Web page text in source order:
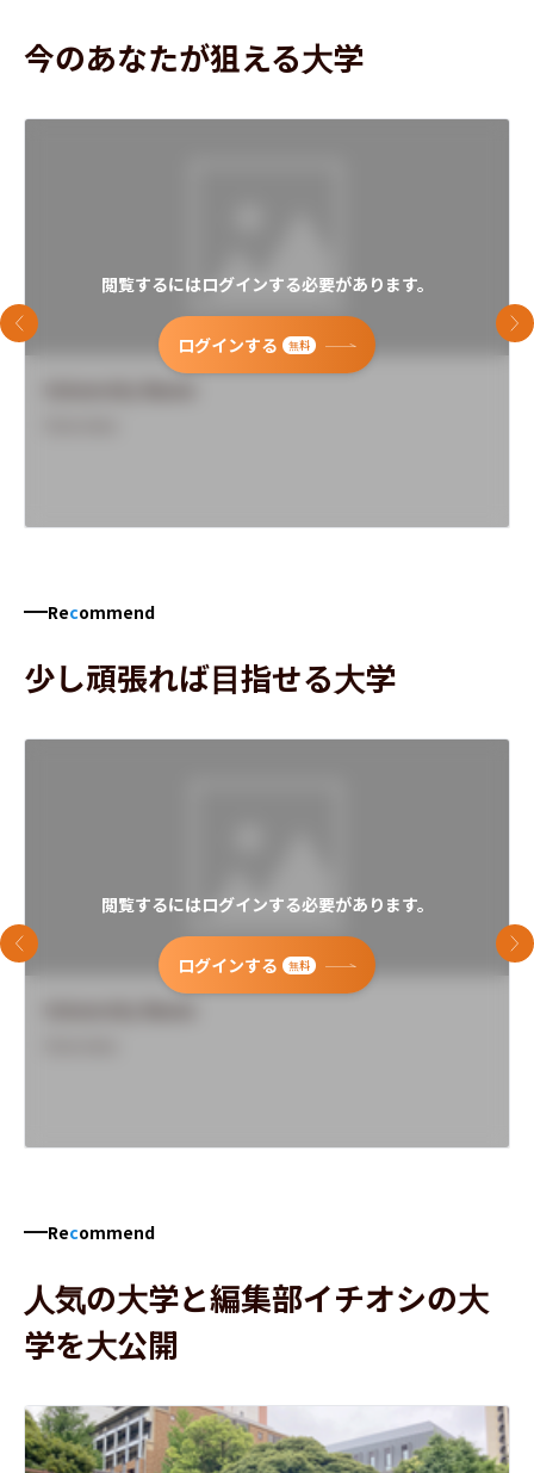
今のあなたが狙える大学
閲覧するにはログインする必要があります。
ログインする 無料
前のスライド 次
Recommend
少し頑張れば目指せる大学
閲覧するにはログインする必要があります。
ログインする 無料
前のスライド 次
Recommend
人気の大学と編集部イチオシの大
学を大公開